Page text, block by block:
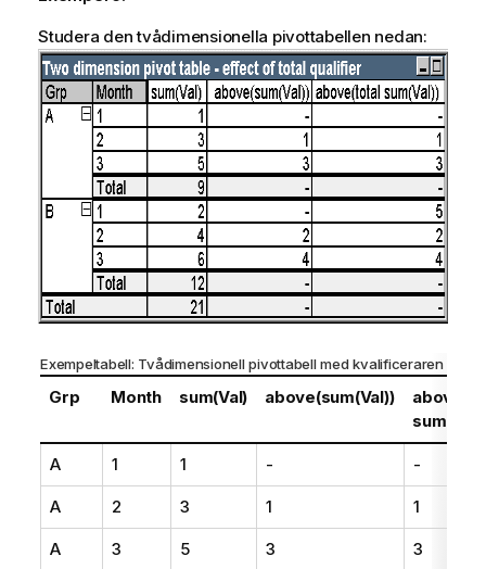
Studera den tvådimensionella pivottabellen nedan:
Exempeltabell: Tvådimensionell pivottabell med kvalificeraren
Grp Month sum(Val) above(sum(Val))
sum(Val))
A 1 1 - -
A 2 3 1 1
A 3 5 3 3